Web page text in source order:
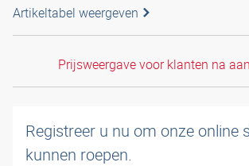
Artikeltabel weergeven
Prijsweergave voor klanten na
Registreer u nu om onze online
kunnen roepen.